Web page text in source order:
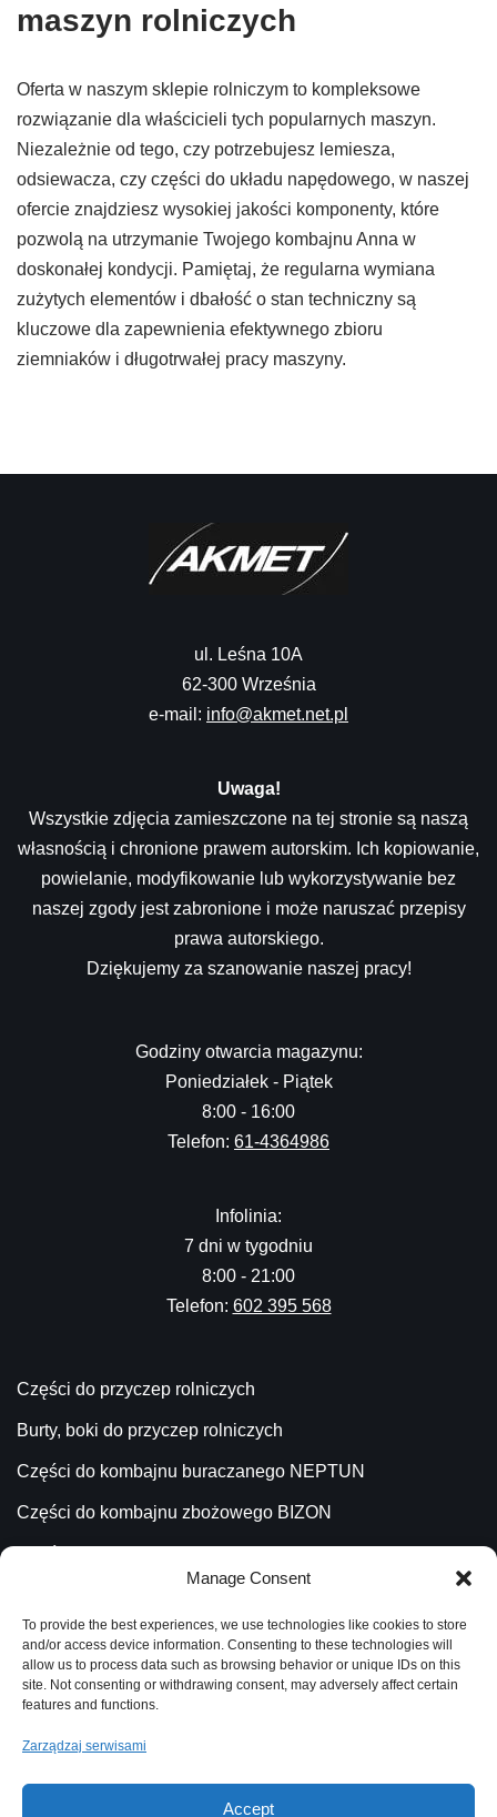
Manage Consent
To provide the best experiences, we use technologies like cookies to store
and/or access device information. Consenting to these technologies will
allow us to process data such as browsing behavior or unique IDs on this
site. Not consenting or withdrawing consent, may adversely affect certain
features and functions.
Zarządzaj serwisami
Accept
maszyn rolniczych
Oferta w naszym sklepie rolniczym to kompleksowe
rozwiązanie dla właścicieli tych popularnych maszyn.
Niezależnie od tego, czy potrzebujesz lemiesza,
odsiewacza, czy części do układu napędowego, w naszej
ofercie znajdziesz wysokiej jakości komponenty, które
pozwolą na utrzymanie Twojego kombajnu Anna w
doskonałej kondycji. Pamiętaj, że regularna wymiana
zużytych elementów i dbałość o stan techniczny są
kluczowe dla zapewnienia efektywnego zbioru
ziemniaków i długotrwałej pracy maszyny.
ul. Leśna 10A
62-300 Września
e-mail: info@akmet.net.pl
Uwaga!
Wszystkie zdjęcia zamieszczone na tej stronie są naszą
własnością i chronione prawem autorskim. Ich kopiowanie,
powielanie, modyfikowanie lub wykorzystywanie bez
naszej zgody jest zabronione i może naruszać przepisy
prawa autorskiego.
Dziękujemy za szanowanie naszej pracy!
Godziny otwarcia magazynu:
Poniedziałek - Piątek
8:00 - 16:00
Telefon: 61-4364986
Infolinia:
7 dni w tygodniu
8:00 - 21:00
Telefon: 602 395 568
Części do przyczep rolniczych
Burty, boki do przyczep rolniczych
Części do kombajnu buraczanego NEPTUN
Części do kombajnu zbożowego BIZON
Części do Ładowacza TROLL
Aktualności